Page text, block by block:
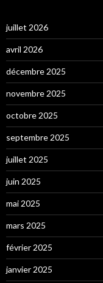
juillet 2026
avril 2026
décembre 2025
novembre 2025
octobre 2025
septembre 2025
juillet 2025
juin 2025
mai 2025
mars 2025
février 2025
janvier 2025